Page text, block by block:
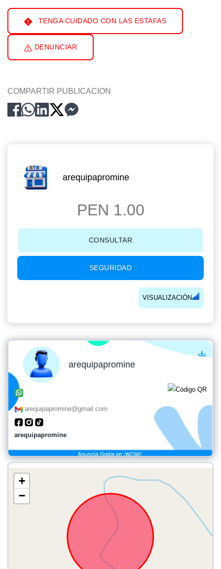
TENGA CUIDADO CON LAS ESTAFAS
DENUNCIAR
COMPARTIR PUBLICACION
arequipapromine
PEN 1.00
CONSULTAR
SEGURIDAD
VISUALIZACIÓN
arequipapromine
arequipapromine@gmail.com
arequipapromine
+
−